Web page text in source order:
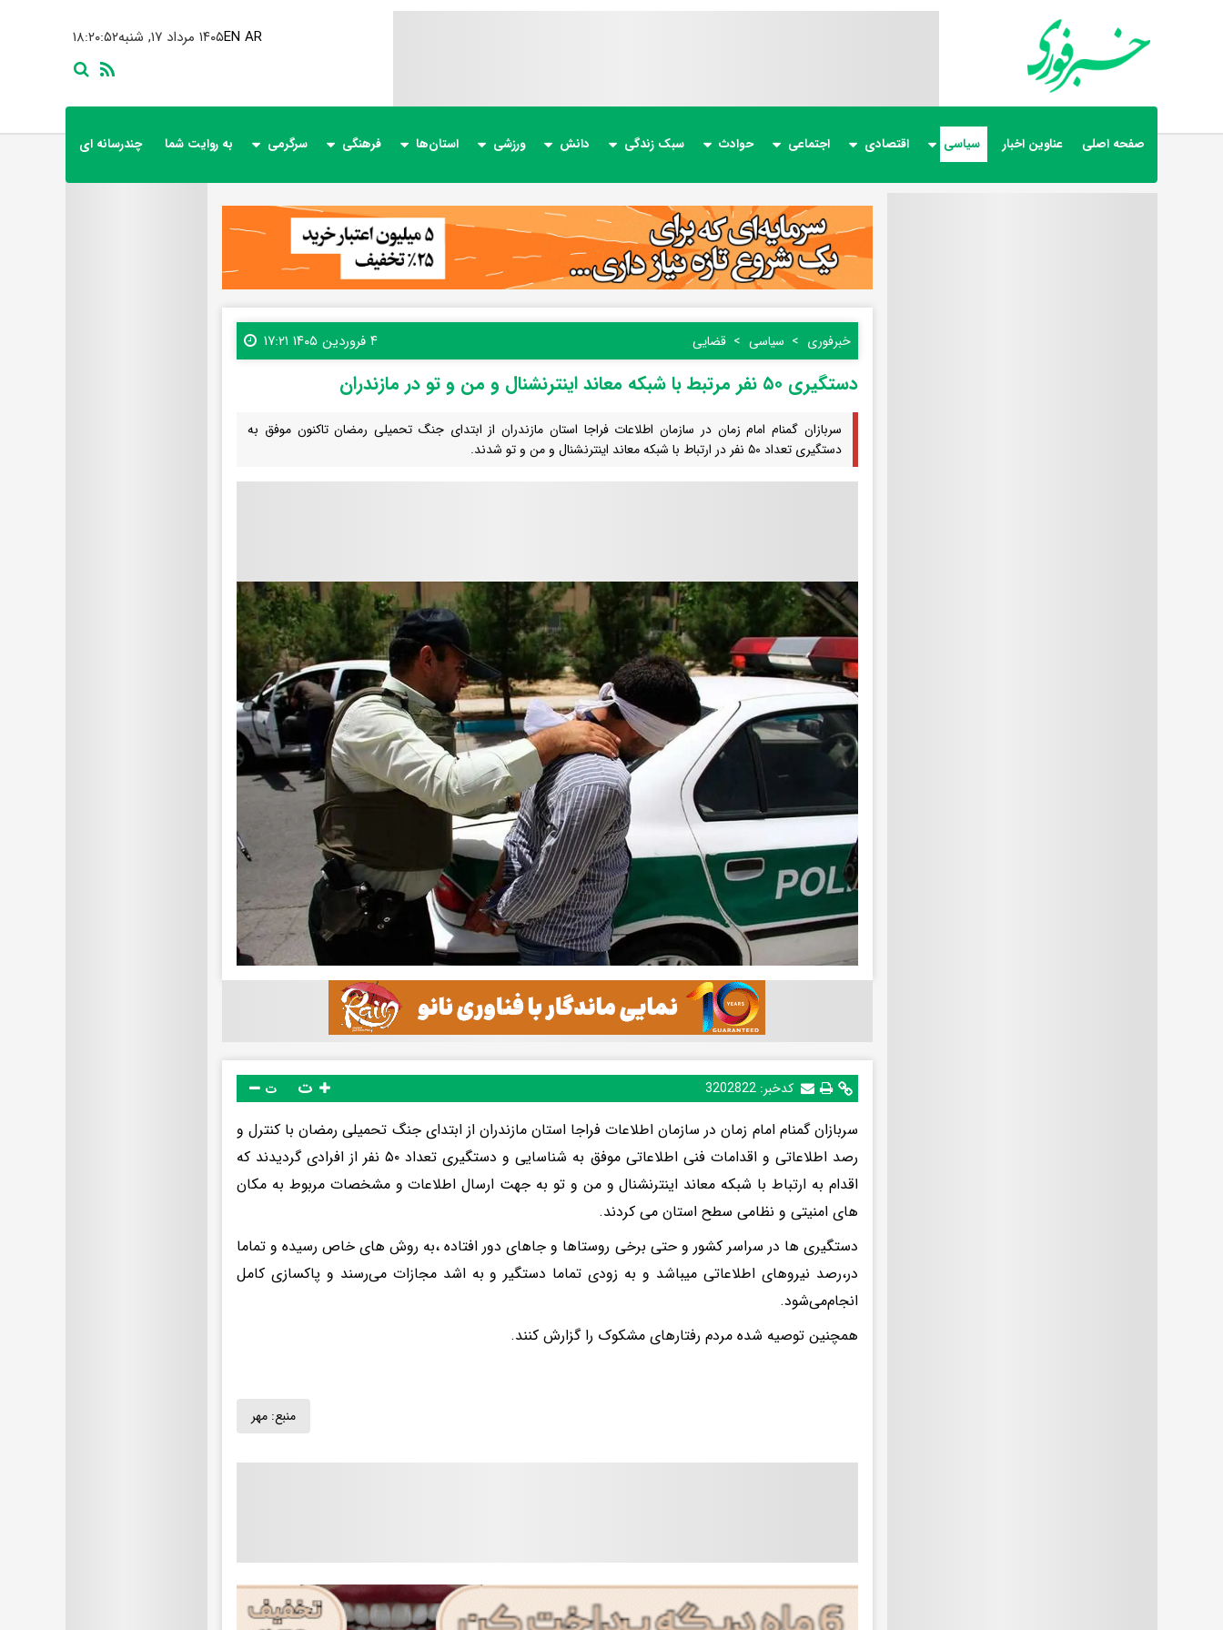
۱۸:۲۰:۵۳ ۱۴۰۵ مرداد ۱۷, شنبهEN AR
صفحه اصلی عناوین اخبار سیاسی اقتصادی اجتماعی حوادث سبک زندگی دانش ورزشی استان‌ها فرهنگی سرگرمی به روایت شما چندرسانه ای
خبرفوری سیاسی قضایی ۴ فروردین ۱۴۰۵ ۱۷:۲۱
دستگیری ۵۰ نفر مرتبط با شبکه معاند اینترنشنال و من و تو در مازندران
سربازان گمنام امام زمان در سازمان اطلاعات فراجا استان مازندران از ابتدای جنگ تحمیلی رمضان تاکنون موفق به
دستگیری تعداد ۵۰ نفر در ارتباط با شبکه معاند اینترنشنال و من و تو شدند.
کدخبر:3202822 ت
سربازان گمنام امام زمان در سازمان اطلاعات فراجا استان مازندران از ابتدای جنگ تحمیلی رمضان با کنترل و
رصد اطلاعاتی و اقدامات فنی اطلاعاتی موفق به شناسایی و دستگیری تعداد ۵۰ نفر از افرادی گردیدند که
اقدام به ارتباط با شبکه معاند اینترنشنال و من و تو به جهت ارسال اطلاعات و مشخصات مربوط به مکان
های امنیتی و نظامی سطح استان می کردند.
دستگیری ها در سراسر کشور و حتی برخی روستاها و جاهای دور افتاده ،به روش های خاص رسیده و تماما
در،رصد نیروهای اطلاعاتی میباشد و به زودی تماما دستگیر و به اشد مجازات می‌رسند و پاکسازی کامل
انجام‌می‌شود.
همچنین توصیه شده مردم‌ رفتارهای مشکوک را گزارش کنند.
منبع: مهر